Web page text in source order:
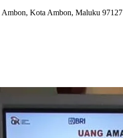
Kota Ambon, Maluku 97127